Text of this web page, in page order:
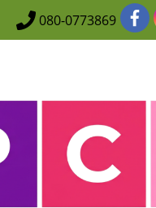
080-0773869